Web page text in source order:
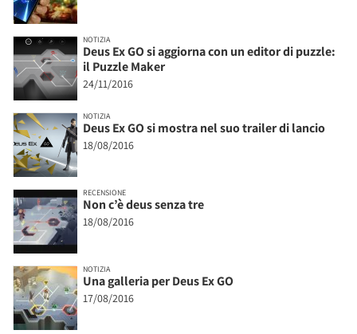
NOTIZIA
Deus Ex GO si aggiorna con un editor di puzzle:
il Puzzle Maker
24/11/2016
NOTIZIA
Deus Ex GO si mostra nel suo trailer di lancio
18/08/2016
RECENSIONE
Non c’è deus senza tre
18/08/2016
NOTIZIA
Una galleria per Deus Ex GO
17/08/2016